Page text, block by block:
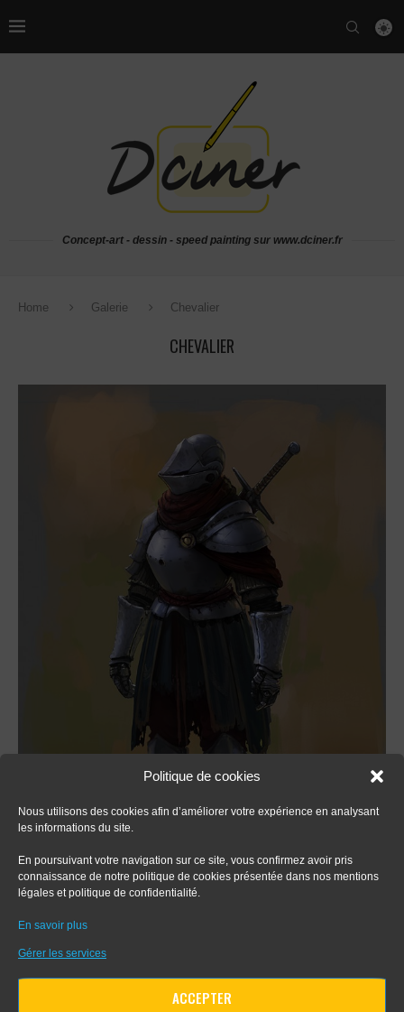
Politique de cookies
Nous utilisons des cookies afin d’améliorer votre expérience en analysant
les informations du site.
En poursuivant votre navigation sur ce site, vous confirmez avoir pris
connaissance de notre politique de cookies présentée dans nos mentions
légales et politique de confidentialité.
En savoir plus
Gérer les services
ACCEPTER
Concept-art - dessin - speed painting sur www.dciner.fr
Home Galerie Chevalier
CHEVALIER